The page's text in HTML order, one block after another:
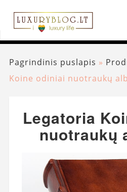
Pagrindinis puslapis »
Koine odiniai nuotraukų
Legatoria
nuotraukų